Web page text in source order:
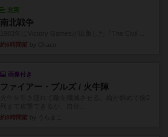
充実
南北戦争
約6時間前
画像付き
ファイアー・ブルズ / 火牛陣
約8時間前